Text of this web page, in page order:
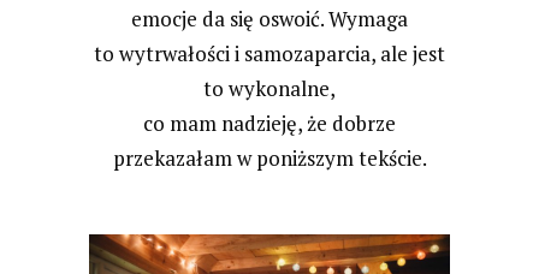
emocje da się oswoić. Wymaga
to wytrwałości i samozaparcia, ale jest
to wykonalne,
co mam nadzieję, że dobrze
przekazałam w poniższym tekście.